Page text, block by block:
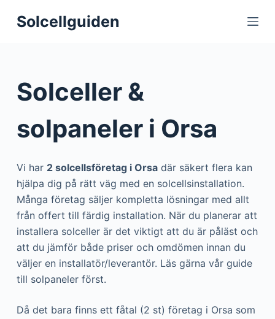
S
o
o
n
Solcellguiden
Solceller &
solpaneler i Orsa
Vi har 2 solcellsföretag i Orsadär säkert flera kan
hjälpa dig på rätt väg med en solcellsinstallation.
Många företag säljer kompletta lösningar med allt
från offert till färdig installation. När du planerar att
installera solceller är det viktigt att du är påläst och
att du jämför både priser och omdömen innan du
väljer en installatör/leverantör. Läs gärna vår guide
till solpaneler först.
Då det bara finns ett fåtal (2 st) företag i Orsa som